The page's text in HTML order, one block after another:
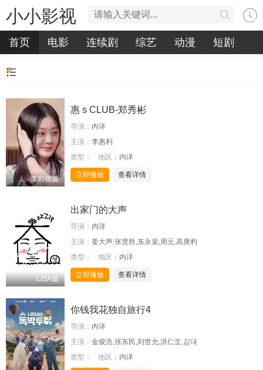
小小影视
首页 电影 连续剧 综艺 动漫 短剧
李彩领篇
惠 s CLUB-郑秀彬
导演： 内详
主演： 李惠利
类型：
地区： 内详
立即播放 查看详情
LISA篇
出家门的大声
导演： 内详
主演： 姜大声,张贤胜,东永裴,周元,高庚杓
类型：
地区： 内详
立即播放 查看详情
你钱我花独自旅行4
导演： 内详
主演： 金俊浩,张东民,刘世允,洪仁圭,김대
类型：
地区： 内详